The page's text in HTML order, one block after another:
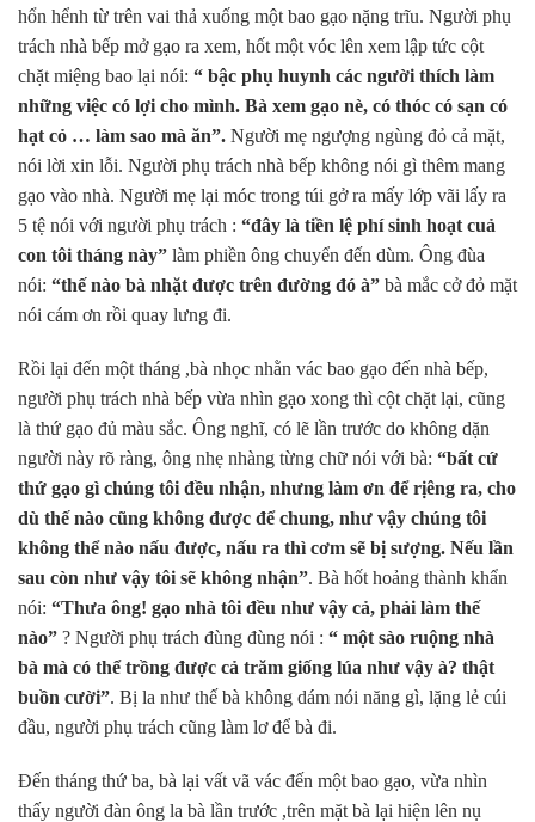
hổn hểnh từ trên vai thả xuống một bao gạo nặng trĩu. Người phụ
trách nhà bếp mở gạo ra xem, hốt một vóc lên xem lập tức cột
chặt miệng bao lại nói: “ bậc phụ huynh các người thích làm
những việc có lợi cho mình. Bà xem gạo nè, có thóc có sạn có
hạt cỏ … làm sao mà ăn”. Người mẹ ngượng ngùng đỏ cả mặt,
nói lời xin lỗi. Người phụ trách nhà bếp không nói gì thêm mang
gạo vào nhà. Người mẹ lại móc trong túi gở ra mấy lớp vãi lấy ra
5 tệ nói với người phụ trách : “đây là tiền lệ phí sinh hoạt cuả
con tôi tháng này” làm phiền ông chuyển đến dùm. Ông đùa
nói: “thế nào bà nhặt được trên đường đó à” bà mắc cở đỏ mặt
nói cám ơn rồi quay lưng đi.
Rồi lại đến một tháng ,bà nhọc nhằn vác bao gạo đến nhà bếp,
người phụ trách nhà bếp vừa nhìn gạo xong thì cột chặt lại, cũng
là thứ gạo đủ màu sắc. Ông nghĩ, có lẽ lần trước do không dặn
người này rõ ràng, ông nhẹ nhàng từng chữ nói với bà: “bất cứ
thứ gạo gì chúng tôi đều nhận, nhưng làm ơn để rịêng ra, cho
dù thế nào cũng không được để chung, như vậy chúng tôi
không thể nào nấu được, nấu ra thì cơm sẽ bị sượng. Nếu lần
sau còn như vậy tôi sẽ không nhận”. Bà hốt hoảng thành khẩn
nói: “Thưa ông! gạo nhà tôi đều như vậy cả, phải làm thế
nào” ? Người phụ trách đùng đùng nói : “ một sào ruộng nhà
bà mà có thể trồng được cả trăm giống lúa như vậy à? thật
buồn cười”. Bị la như thế bà không dám nói năng gì, lặng lẻ cúi
đầu, người phụ trách cũng làm lơ để bà đi.
Đến tháng thứ ba, bà lại vất vã vác đến một bao gạo, vừa nhìn
thấy người đàn ông la bà lần trước ,trên mặt bà lại hiện lên nụ